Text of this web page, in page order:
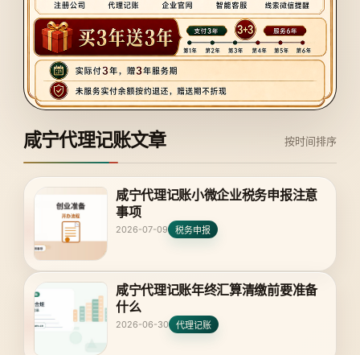
咸宁代理记账文章 按时间排序
咸宁代理记账小微企业税务申报注意
事项
2026-07-09 税务申报
咸宁代理记账年终汇算清缴前要准备
什么
2026-06-30 代理记账